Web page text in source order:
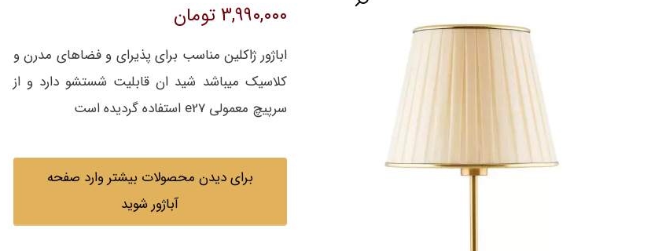
3,990,000 تومان
اباژور ژاکلین مناسب برای پذیرای و فضاهای مدرن و
کلاسیک میباشد شید ان قابلیت شستشو دارد و از
سرپیچ معمولی e27 استفاده گردیده است
برای دیدن محصولات بیشتر وارد صفحه
آباژور شوید